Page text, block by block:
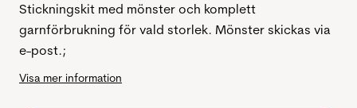
Stickningskit med mönster och komplett
garnförbrukning för vald storlek. Mönster skickas via
e-post.;
Visa mer information